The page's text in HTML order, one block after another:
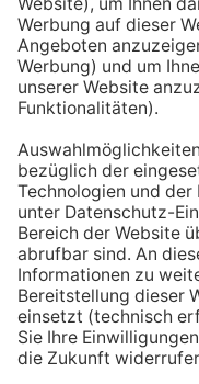
Tipp #3: Vor und
ein Glas Wasser
Dadurch verknüpfst
einer Mahlzeit
Produktion von
das Trinken während
Tipp #4: Peppe
Wenn dir der
nicht reichen sollte,
einfachen Mitteln